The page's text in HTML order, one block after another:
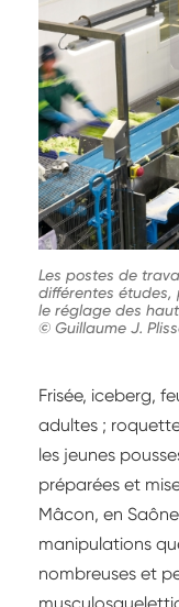
Les postes de
différentes études,
le réglage des
© Guillaume J.
Frisée, iceberg,
adultes ;
les jeunes
préparées et
Mâcon, en
manipulations
nombreuses et